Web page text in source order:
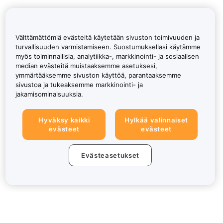
Välttämättömiä evästeitä käytetään sivuston toimivuuden ja
turvallisuuden varmistamiseen. Suostumuksellasi käytämme
myös toiminnallisia, analytiikka-, markkinointi- ja sosiaalisen
median evästeitä muistaaksemme asetuksesi,
ymmärtääksemme sivuston käyttöä, parantaaksemme
sivustoa ja tukeaksemme markkinointi- ja
jakamisominaisuuksia.
Hyväksy kaikki
evästeet
Hylkää valinnaiset
evästeet
Evästeasetukset